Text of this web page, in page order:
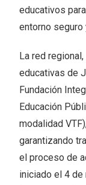
educativos
entorno seguro
La red
educativas de
Fundación
Educación
modalidad
garantizando
el proceso de
iniciado el 4